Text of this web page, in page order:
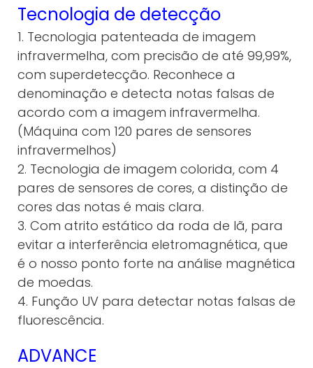
Tecnologia de detecção
1. Tecnologia patenteada de imagem
infravermelha, com precisão de até 99,99%,
com superdetecção. Reconhece a
denominação e detecta notas falsas de
acordo com a imagem infravermelha.
(Máquina com 120 pares de sensores
infravermelhos)
2. Tecnologia de imagem colorida, com 4
pares de sensores de cores, a distinção de
cores das notas é mais clara.
3. Com atrito estático da roda de lã, para
evitar a interferência eletromagnética, que
é o nosso ponto forte na análise magnética
de moedas.
4. Função UV para detectar notas falsas de
fluorescência.
ADVANCE